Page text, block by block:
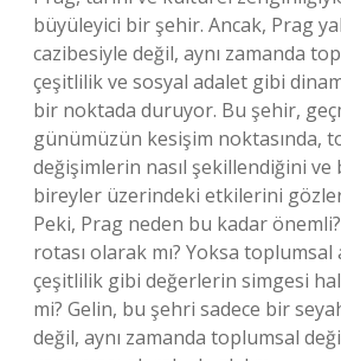
büyüleyici bir şehir. Ancak, Prag
cazibesiyle değil, aynı zamanda
çeşitlilik ve sosyal adalet gibi
bir noktada duruyor. Bu şehir,
günümüzün kesişim noktasında,
değişimlerin nasıl şekillendiğini
bireyler üzerindeki etkilerini
Peki, Prag neden bu kadar
rotası olarak mı? Yoksa
çeşitlilik gibi değerlerin simgesi
mi? Gelin, bu şehri sadece bir
değil, aynı zamanda toplumsal